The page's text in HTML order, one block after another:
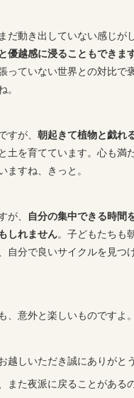
だ動き出していない感じが
優越感に浸ることもできま
っていない世界との対比で
すが、朝起きて植物と戯れ
土を育てています。心も満
ますね、きっと。
が、 自分の集中できる時間
しれません。子どもたちも
自分で良いサイクルを見つ
、意外と楽しいものですよ。
越しいただき誠にありがと
また夜派に戻ることがあるの